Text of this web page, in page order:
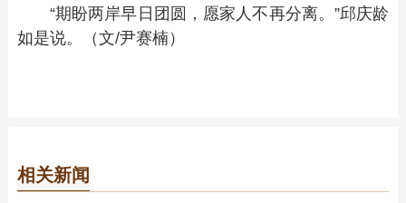
“期盼两岸早日团圆，愿家人不再分离。”邱庆龄
如是说。（文/尹赛楠）
相关新闻